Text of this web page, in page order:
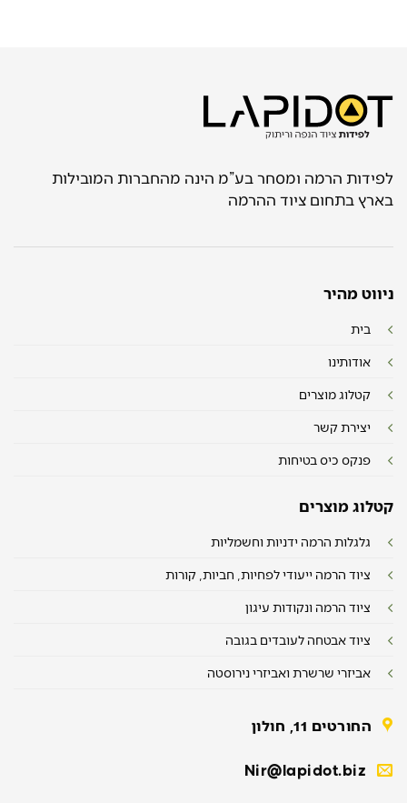
לפידות הרמה ומסחר בע”מ הינה מהחברות המובילות
בארץ בתחום ציוד ההרמה
ניווט מהיר
בית
אודותינו
קטלוג מוצרים
יצירת קשר
פנקס כיס בטיחות
קטלוג מוצרים
גלגלות הרמה ידניות וחשמליות
ציוד הרמה ייעודי לפחיות, חביות, קורות
ציוד הרמה ונקודות עיגון
ציוד אבטחה לעובדים בגובה
אביזרי שרשרת ואביזרי נירוסטה
החורטים 11, חולון
Nir@lapidot.biz